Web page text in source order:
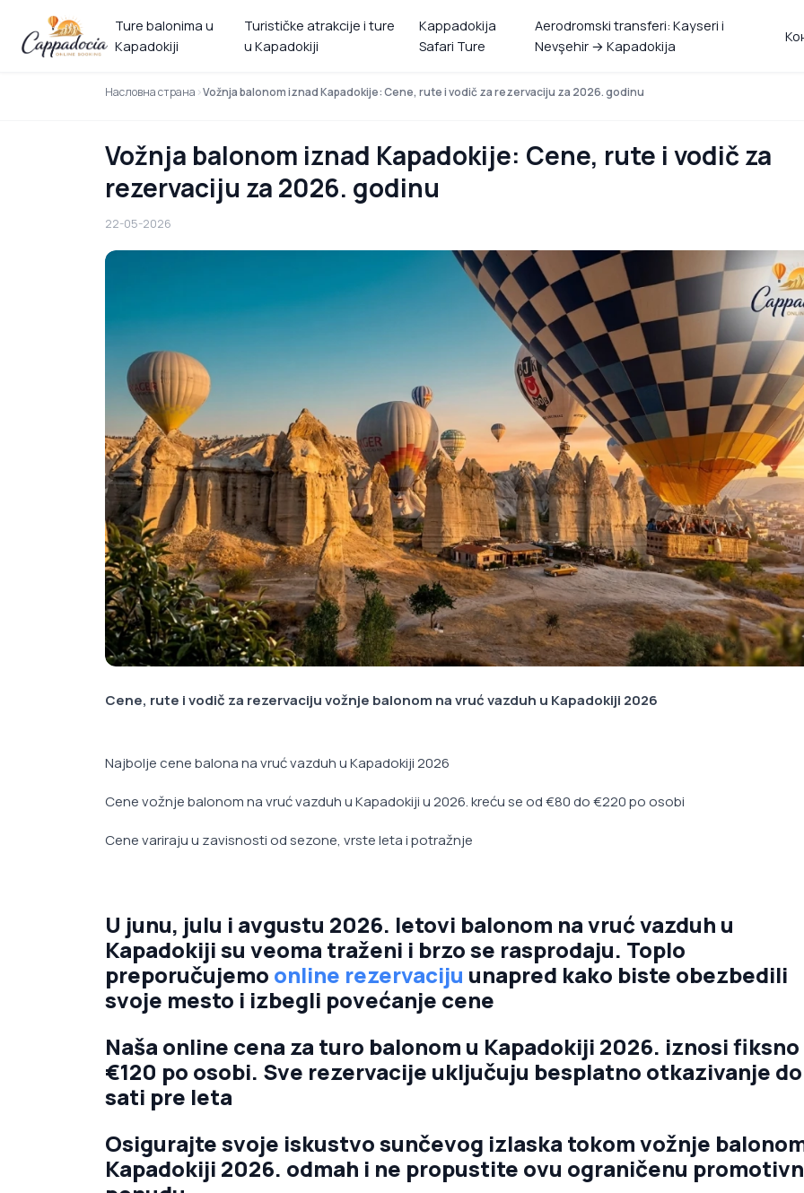
Ture balonima u
Kapadokiji
Turističke atrakcije i ture
u Kapadokiji
Kappadokija
Safari Ture
Aerodromski transferi: Kayseri i
Nevşehir → Kapadokija
Насловна страна Vožnja balonom iznad Kapadokije: Cene, rute i vodič za rezervaciju za 2026. godinu
Vožnja balonom iznad Kapadokije: Cene, rute i vodič za
rezervaciju za 2026. godinu
22-05-2026
Cene, rute i vodič za rezervaciju vožnje balonom na vruć vazduh u Kapadokiji 2026
Najbolje cene balona na vruć vazduh u Kapadokiji 2026
Cene vožnje balonom na vruć vazduh u Kapadokiji u 2026. kreću se od €80 do €220 po osobi
Cene variraju u zavisnosti od sezone, vrste leta i potražnje
U junu, julu i avgustu 2026. letovi balonom na vruć vazduh u
Kapadokiji su veoma traženi i brzo se rasprodaju. Toplo
preporučujemo online rezervaciju unapred kako biste obezbedili
svoje mesto i izbegli povećanje cene
Naša online cena za turo balonom u Kapadokiji 2026. iznosi fiksno
€120 po osobi. Sve rezervacije uključuju besplatno otkazivanje do
sati pre leta
Osigurajte svoje iskustvo sunčevog izlaska tokom vožnje
Kapadokiji 2026. odmah i ne propustite ovu ograničenu